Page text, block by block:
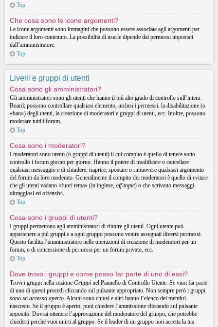
Top
Che cosa sono le icone argomenti?
Le icone argomenti sono immagini che possono essere associate agli argomenti per
indicare il loro contenuto. La possibilità di usarle dipende dai permessi impostati
dall’amministratore.
Top
Livelli e gruppi di utenti
Cosa sono gli amministratori?
Gli amministratori sono gli utenti che hanno il piú alto grado di controllo sull’intera
Board; possono controllare qualsiasi elemento, inclusi i permessi, la disabilitazione (o
«ban») degli utenti, la creazione di moderatori e gruppi di utenti, ecc. Inoltre, possono
moderare tutti i forum.
Top
Cosa sono i moderatori?
I moderatori sono utenti (o gruppi di utenti) il cui compito è quello di tenere sotto
controllo i forum giorno per giorno. Hanno il potere di modificare o cancellare
qualsiasi messaggio e di chiudere, riaprire, spostare o rimuovere qualsiasi argomento
del forum da loro moderato. Generalmente il compito dei moderatori è quello di evitare
che gli utenti vadano «fuori tema» (in inglese, off-topic) o che scrivano messaggi
oltraggiosi ed offensivi.
Top
Cosa sono i gruppi di utenti?
I gruppi permettono agli amministratori di riunire gli utenti. Ogni utente può
appartenere a piú gruppi e a ogni gruppo possono venire assegnati diversi permessi.
Questo facilita l’amministratore nelle operazioni di creazione di moderatori per un
forum, o di concessione di permessi per un forum privato, ecc.
Top
Dove trovo i gruppi e come posso far parte di uno di essi?
Trovi i gruppi nella sezione Gruppi nel Pannello di Controllo Utente. Se vuoi far parte
di uno di questi procedi cliccando sul pulsante appropriato. Non sempre però i gruppi
sono ad accesso aperto. Alcuni sono chiusi e altri hanno l’elenco dei membri
nascosto. Se il gruppo è aperto, puoi chiedere l’ammissione cliccando sul pulsante
apposito. Dovrai ottenere l’approvazione del moderatore del gruppo, che potrebbe
chiederti perché vuoi unirti al gruppo. Se il leader di un gruppo non accetta la tua